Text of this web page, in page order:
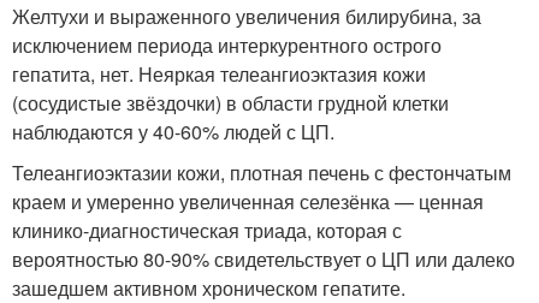
Желтухи и выраженного увеличения билирубина, за
исключением периода интеркурентного острого
гепатита, нет. Неяркая телеангиоэктазия кожи
(сосудистые звёздочки) в области грудной клетки
наблюдаются у 40-60% людей с ЦП.
Телеангиоэктазии кожи, плотная печень с фестончатым
краем и умеренно увеличенная селезёнка — ценная
клинико-диагностическая триада, которая с
вероятностью 80-90% свидетельствует о ЦП или далеко
зашедшем активном хроническом гепатите.